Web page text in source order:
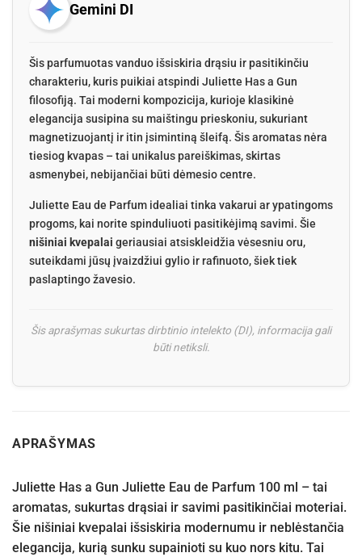
Gemini DI
Šis parfumuotas vanduo išsiskiria drąsiu ir pasitikinčiu
charakteriu, kuris puikiai atspindi Juliette Has a Gun
filosofiją. Tai moderni kompozicija, kurioje klasikinė
elegancija susipina su maištingu prieskoniu, sukuriant
magnetizuojantį ir itin įsimintiną šleifą. Šis aromatas nėra
tiesiog kvapas – tai unikalus pareiškimas, skirtas
asmenybei, nebijančiai būti dėmesio centre.
Juliette Eau de Parfum idealiai tinka vakarui ar ypatingoms
progoms, kai norite spinduliuoti pasitikėjimą savimi. Šie
nišiniai kvepalai geriausiai atsiskleidžia vėsesniu oru,
suteikdami jūsų įvaizdžiui gylio ir rafinuoto, šiek tiek
paslaptingo žavesio.
Šis aprašymas sukurtas dirbtinio intelekto (DI), informacija gali
būti netiksli.
APRAŠYMAS
Juliette Has a Gun Juliette Eau de Parfum 100 ml – tai
aromatas, sukurtas drąsiai ir savimi pasitikinčiai moteriai.
Šie nišiniai kvepalai išsiskiria modernumu ir neblėstančia
elegancija, kurią sunku supainioti su kuo nors kitu. Tai